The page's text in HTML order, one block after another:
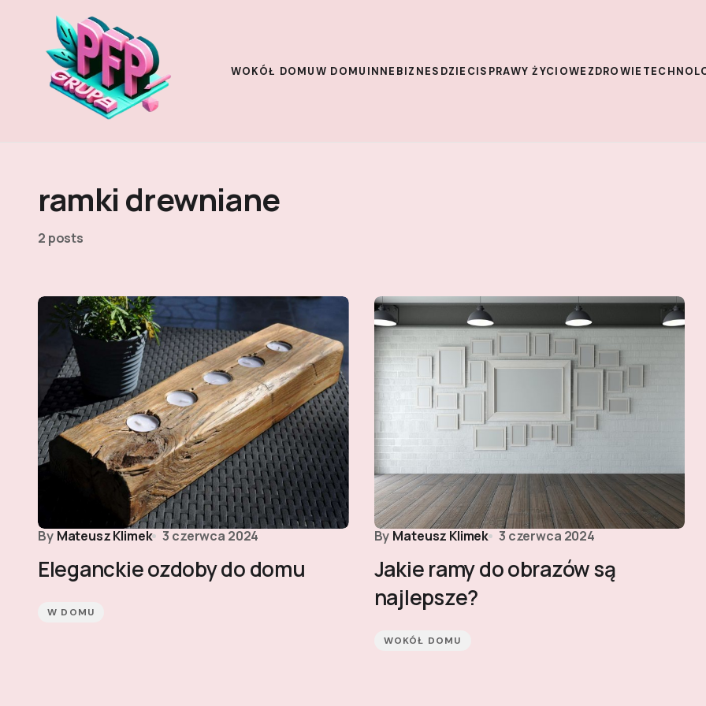
WOKÓŁ DOMUW DOMU INNE BIZNES DZIECISPRAWY ŻYCIOWE ZDROWIE
ramki drewniane
2 posts
By Mateusz Klimek 3 czerwca 2024
Eleganckie ozdoby do domu
W DOMU
By Mateusz Klimek 3 czerwca 2024
Jakie ramy do obrazów są
najlepsze?
WOKÓŁ DOMU